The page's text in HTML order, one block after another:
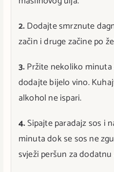
2.Dodajte smrznute
začin i druge začine po
3.Pržite nekoliko
dodajte bijelo vino.
alkohol ne ispari.
4.Sipajte paradajz sos i
minuta dok se sos ne
svježi peršun za